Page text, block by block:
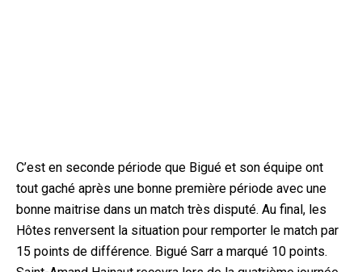
C’est en seconde période que Bigué et son équipe ont
tout gaché après une bonne première période avec une
bonne maitrise dans un match très disputé. Au final, les
Hôtes renversent la situation pour remporter le match par
15 points de différence. Bigué Sarr a marqué 10 points.